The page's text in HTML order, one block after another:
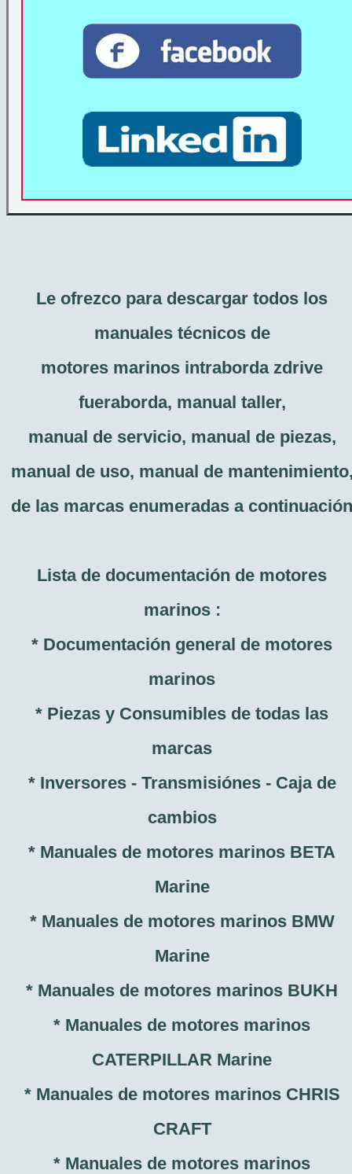
Le ofrezco para descargar todos los
manuales técnicos de
motores marinos intraborda zdrive
fueraborda, manual taller,
manual de servicio, manual de piezas,
manual de uso, manual de
de las marcas enumeradas a
Lista de documentación de motores
marinos :
* Documentación general de motores
marinos
* Piezas y Consumibles de todas las
marcas
* Inversores - Transmisiónes - Caja de
cambios
* Manuales de motores marinos BETA
Marine
* Manuales de motores marinos BMW
Marine
* Manuales de motores marinos BUKH
* Manuales de motores marinos
CATERPILLAR Marine
* Manuales de motores marinos CHRIS
CRAFT
* Manuales de motores marinos